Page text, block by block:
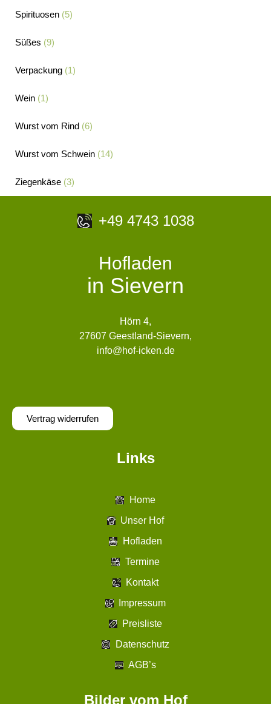
Spirituosen (5)
Süßes (9)
Verpackung (1)
Wein (1)
Wurst vom Rind (6)
Wurst vom Schwein (14)
Ziegenkäse (3)
+49 4743 1038
Hofladen
in Sievern
Hörn 4,
27607 Geestland-Sievern,
info@hof-icken.de
Vertrag widerrufen
Links
Home
Unser Hof
Hofladen
Termine
Kontakt
Impressum
Preisliste
Datenschutz
AGB’s
Bilder vom Hof